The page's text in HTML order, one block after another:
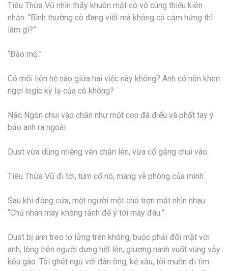
Tiêu Thừa Vũ nhìn thấy khuôn mặt cô vô cùng thiếu kiên
nhẫn: “Bình thường cô đang viết mà không có cảm hứng thì
làm gì?”
“Đào mộ.”
Có mối liên hệ nào giữa hai việc này không? Anh có nên khen
ngợi logic kỳ lạ của cô không?
Nặc Ngôn chui vào chăn như một con đà điểu và phất tay ý
bảo anh ra ngoài.
Dust vừa dùng miệng vén chăn lên, vừa cố gắng chui vào.
Tiêu Thừa Vũ đi tới, túm cổ nó, mang về phòng của mình.
Sau khi đóng cửa, một người một chó trợn mắt nhìn nhau:
“Chủ nhân mày không rảnh để ý tới mày đâu.”
Dust bị anh treo lơ lửng trên không, buộc phải đối mặt với
anh, lông trên người dựng hết lên, giương nanh vuốt vùng vẫy
kêu gào. Tôi ghét ngủ với đàn ông, kẻ xấu, tôi muốn đi tìm